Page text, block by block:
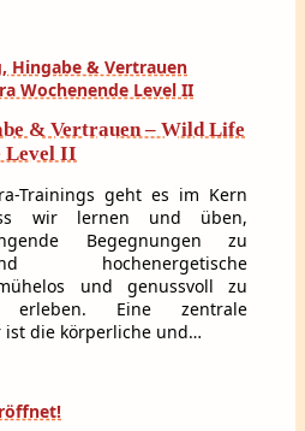
& Vertrauen – Wild Life
Level II
Trainings geht es im Kern
wir lernen und üben,
Begegnungen zu
hochenergetische
und genussvoll zu
Eine zentrale
ist die körperliche und…